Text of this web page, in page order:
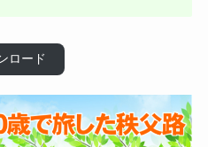
ロード